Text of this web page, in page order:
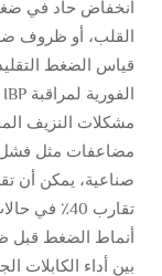
انخفاض حاد في
القلب، أو ظروف
قياس الضغط
مشكلات النزيف
مضاعفات مثل فشل
تقارب 40٪
أنماط الضغط قبل
بين أداء الكابلات